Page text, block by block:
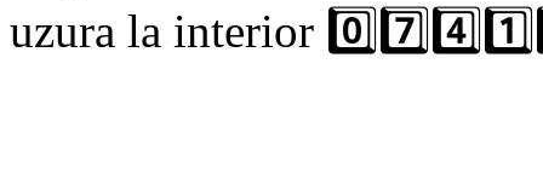
uzura la interior